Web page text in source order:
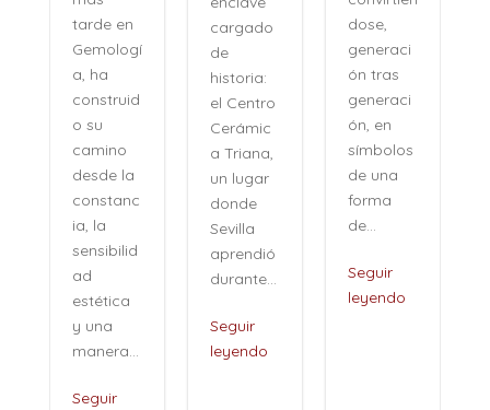
tarde en
Gemologí
a, ha
construid
o su
camino
desde la
constanc
ia, la
sensibilid
ad
estética
y una
manera...
Seguir
cargado
de
historia:
el Centro
Cerámic
a Triana,
un lugar
donde
Sevilla
aprendió
durante...
Seguir
leyendo
dose,
generaci
ón tras
generaci
ón, en
símbolos
de una
forma
de...
Seguir
leyendo